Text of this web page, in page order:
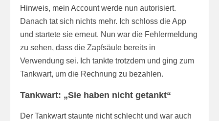
Hinweis, mein Account werde nun autorisiert.
Danach tat sich nichts mehr. Ich schloss die App
und startete sie erneut. Nun war die Fehlermeldung
zu sehen, dass die Zapfsäule bereits in
Verwendung sei. Ich tankte trotzdem und ging zum
Tankwart, um die Rechnung zu bezahlen.
Tankwart: „Sie haben nicht getankt“
Der Tankwart staunte nicht schlecht und war auch